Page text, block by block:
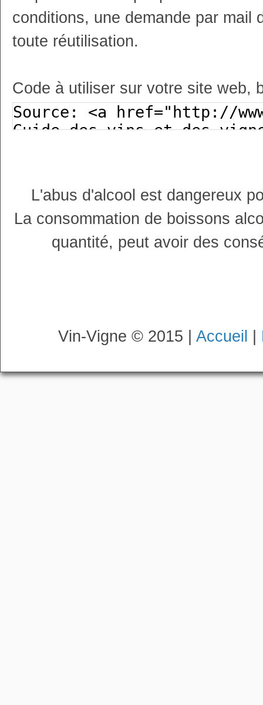
conditions, une demande par mail
toute réutilisation.
Code à utiliser sur votre site web,
L'abus d'alcool est dangereux
La consommation de boissons
quantité, peut avoir des
Vin-Vigne © 2015 | Accueil